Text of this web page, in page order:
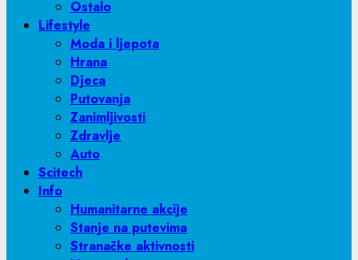
Ostalo
Lifestyle
Moda i ljepota
Hrana
Djeca
Putovanja
Zanimljivosti
Zdravlje
Auto
Scitech
Info
Humanitarne akcije
Stanje na putevima
Stranačke aktivnosti